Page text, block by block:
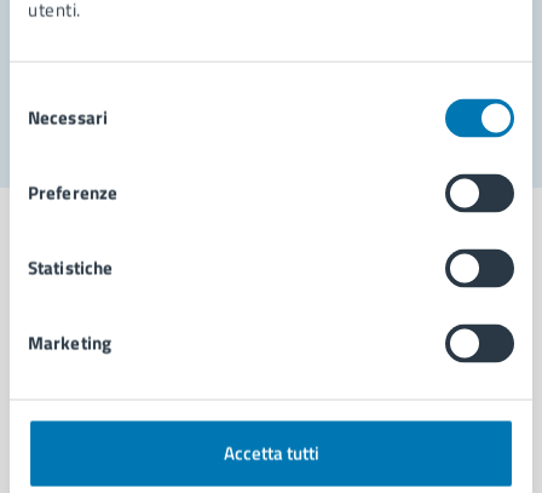
utenti.
delNecessari
Preferenze
Statistiche
Marketing
Accetta tutti
Aree amministrative